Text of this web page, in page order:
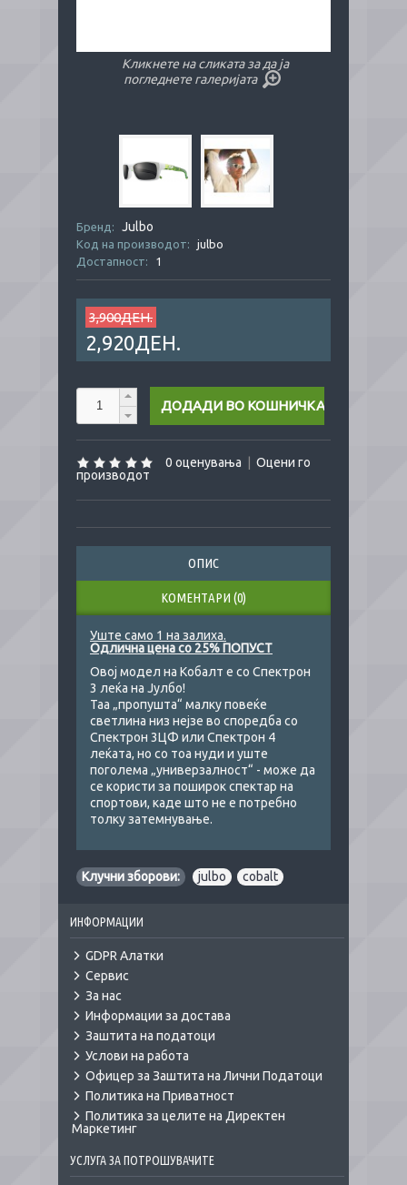
Кликнете на сликата за да ја
погледнете галеријата
Бренд: Julbo
Код на производот:
julbo
Достапност:
1
3,900ДЕН.
2,920ДЕН.
0 оценувања
Оцени го
производот
ОПИС
КОМЕНТАРИ (0)
Уште само 1 на залиха.
Одлична цена со 25% ПОПУСТ
Овој модел на Кобалт е со Спектрон
3 леќа на Јулбо!
Таа „пропушта“ малку повеќе
светлина низ нејзе во споредба со
Спектрон 3ЦФ или Спектрон 4
леќата, но со тоа нуди и уште
поголема „универзалност“ - може да
се користи за поширок спектар на
спортови, каде што не е потребно
толку затемнување.
Клучни зборови: julbo cobalt
ИНФОРМАЦИИ
GDPR Алатки
Сервис
За нас
Информации за достава
Заштита на податоци
Услови на работа
Офицер за Заштита на Лични Податоци
Политика на Приватност
Политика за целите на Директен
Маркетинг
УСЛУГА ЗА ПОТРОШУВАЧИТЕ